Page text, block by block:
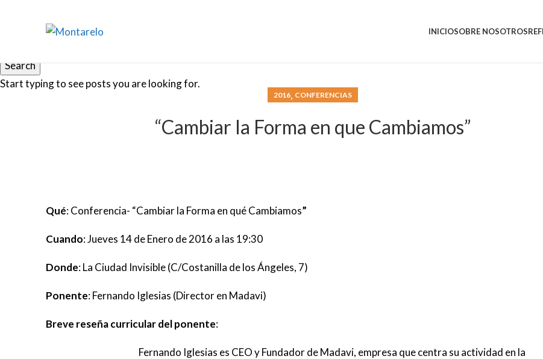
INICIOSOBRE NOSOTROS
2016, CONFERENCIAS
“Cambiar la Forma en que Cambiamos”
Qué: Conferencia- “Cambiar la Forma en qué Cambiamos”
Cuando: Jueves 14 de Enero de 2016 a las 19:30
Donde: La Ciudad Invisible (C/Costanilla de los Ángeles, 7)
Ponente: Fernando Iglesias (Director en Madavi)
Breve reseña curricular del ponente:
Fernando Iglesias es CEO y Fundador de Madavi, empresa que centra su actividad en la
Search
Start typing to see posts you are looking for.